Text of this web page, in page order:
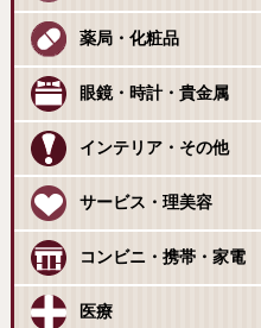
薬局・化粧品
眼鏡・時計・貴金属
インテリア・その他
サービス・理美容
コンビニ・携帯・家電
医療